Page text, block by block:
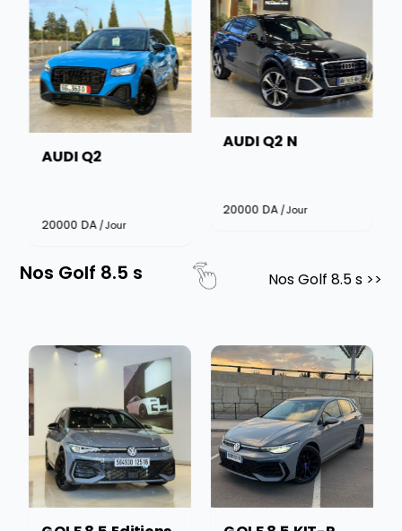
AUDI Q2
20000 DA/Jour
AUDI Q2 N
20000 DA/Jour
Nos Golf 8.5 s Nos Golf 8.5 s >>